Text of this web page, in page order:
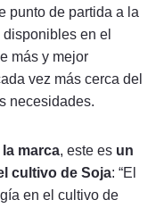
punto de partida a la
en el
más y mejor
vez más cerca del
necesidades.
marca, este es un
cultivo de Soja: “El
en el cultivo de